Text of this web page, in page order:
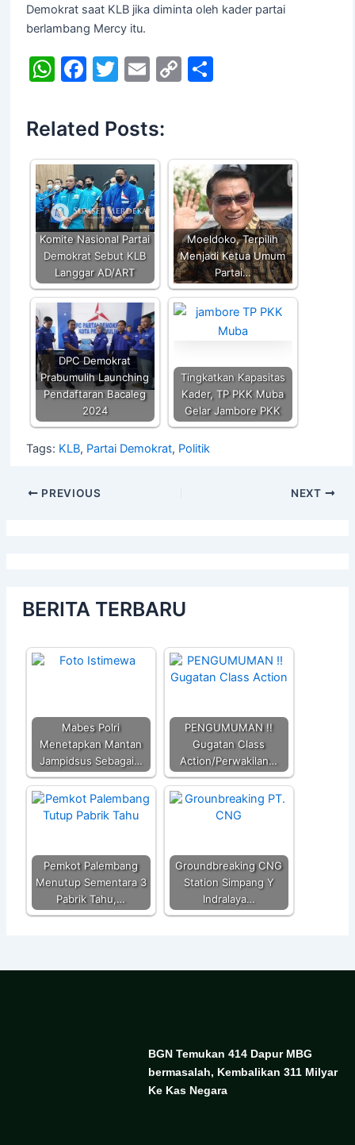
Demokrat saat KLB jika diminta oleh kader partai
berlambang Mercy itu.
W
at
s
A
p
p
F
c
e
b
o
o
k
T
itt
er
E
ai
l
C
Li
n
k
S
Related Posts:
Komite Nasional Partai
Demokrat Sebut KLB
Langgar AD/ART
Moeldoko, Terpilih
Menjadi Ketua Umum
Partai…
DPC Demokrat
Prabumulih Launching
Pendaftaran Bacaleg
2024
Tingkatkan Kapasitas
Kader, TP PKK Muba
Gelar Jambore PKK
Tags: KLB, Partai Demokrat, Politik
PREVIOUS NEXT
BERITA TERBARU
Mabes Polri
Menetapkan Mantan
Jampidsus Sebagai…
PENGUMUMAN !!
Gugatan Class
Action/Perwakilan…
Pemkot Palembang
Menutup Sementara 3
Pabrik Tahu,…
Groundbreaking CNG
Station Simpang Y
Indralaya…
BGN Temukan 414 Dapur MBG
bermasalah, Kembalikan 311 Milyar
Ke Kas Negara